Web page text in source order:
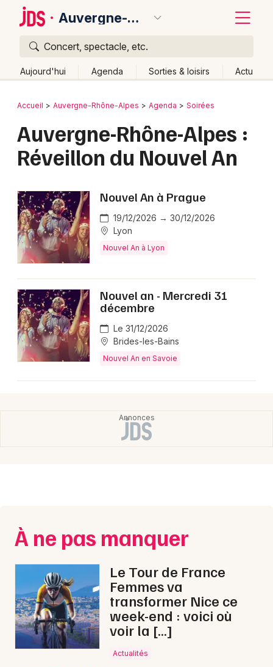
Auvergne-Rhône-Alpes
Concert, spectacle, etc.
Aujourd'hui Agenda Sorties & loisirs Actu
Publier un événement
Activité & Expérience
Manifestations
Spectacles
Concerts
Sports
Newsletter des sorties
Artistes en tournée
Actus en Auvergne-Rhône-Alpes
Magazine en Auvergne-Rhône-Alpes
Bordeaux
Colmar
Lyon
Marseille
Mulhouse
Montpellier
Nantes
Nice
Paris
Strasbourg
Retour
Accueil Auvergne-Rhône-Alpes Agenda Soirées
Auvergne-Rhône-Alpes :
Réveillon du Nouvel An
Nouvel An à Prague
19/12/2026 → 30/12/2026
Lyon
Nouvel An à Lyon
Nouvel an - Mercredi 31
décembre
Le 31/12/2026
Brides-les-Bains
Nouvel An en Savoie
À ne pas manquer
Le Tour de France
Femmes va
transformer Nice ce
week-end : voici où
voir la […]
Actualités
Quoi ?
Où ?
Changer de lieu
Quand ?
Effacer les dates